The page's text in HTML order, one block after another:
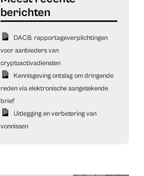
DAC8: rapportageverplichtingen
voor aanbieders van
cryptoactivadiensten
Kennisgeving ontslag om dringende
reden via elektronische aangetekende
brief
Uitlegging en verbetering van
vonnissen